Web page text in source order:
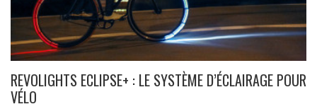
REVOLIGHTS ECLIPSE+ : LE SYSTÈME D’ÉCLAIRAGE POUR
VÉLO